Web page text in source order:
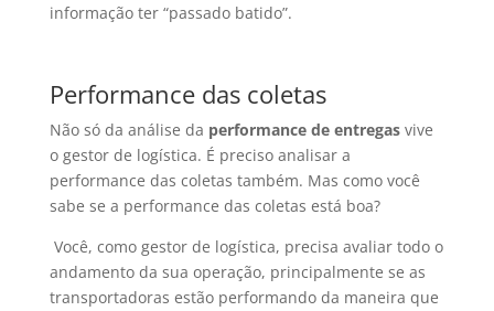
informação ter “passado batido”.
Performance das coletas
Não só da análise da performance de entregasvive
o gestor de logística. É preciso analisar a
performance das coletas também. Mas como você
sabe se a performance das coletas está boa?
Você, como gestor de logística, precisa avaliar todo o
andamento da sua operação, principalmente se as
transportadoras estão performando da maneira que